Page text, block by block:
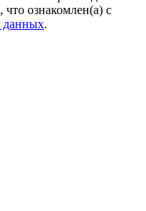
ознакомлен(а) с
данных.